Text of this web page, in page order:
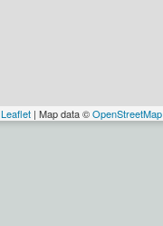
Leaflet | Map data ©OpenStreetMap